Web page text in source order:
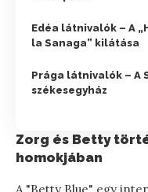
Edéa látnivalók – A
la Sanaga” kilátása
Prága látnivalók – A
székesegyház
Zorg és Betty
homokjában